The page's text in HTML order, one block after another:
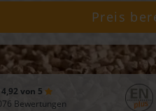
Preis
4,92 von 5
Bewertungen